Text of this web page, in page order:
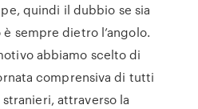
quindi il dubbio se sia
sempre dietro l’angolo.
abbiamo scelto di
comprensiva di tutti
attraverso la